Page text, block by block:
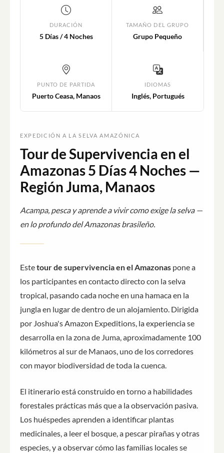
DURACIÓN
5 Días / 4 Noches
TAMAÑO DEL GRUPO
Grupo Pequeño
PUNTO DE PARTIDA
Puerto Ceasa, Manaos
IDIOMAS
Inglés, Portugués
EXPEDICIÓN A LA SELVA AMAZÓNICA
Tour de Supervivencia en el
Amazonas 5 Días 4 Noches —
Región Juma, Manaos
Acampa, pesca y aprende a vivir como exige la selva —
en lo profundo del Amazonas brasileño.
Estetour de supervivencia en el Amazonas pone a
los participantes en contacto directo con la selva
tropical, pasando cada noche en una hamaca en la
jungla en lugar de dentro de un alojamiento. Dirigida
por Joshua's Amazon Expeditions, la experiencia se
desarrolla en la zona de Juma, aproximadamente 100
kilómetros al sur de Manaos, uno de los corredores
con mayor biodiversidad de toda la cuenca.
El itinerario está construido en torno a habilidades
forestales prácticas más que a la observación pasiva.
Los huéspedes aprenden a identificar plantas
medicinales, a leer el bosque, a pescar pirañas y otras
especies, y a observar cómo las familias locales se